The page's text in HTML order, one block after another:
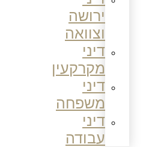
ירושה
וצוואה
דיני
מקרקעין
דיני
משפחה
דיני
עבודה